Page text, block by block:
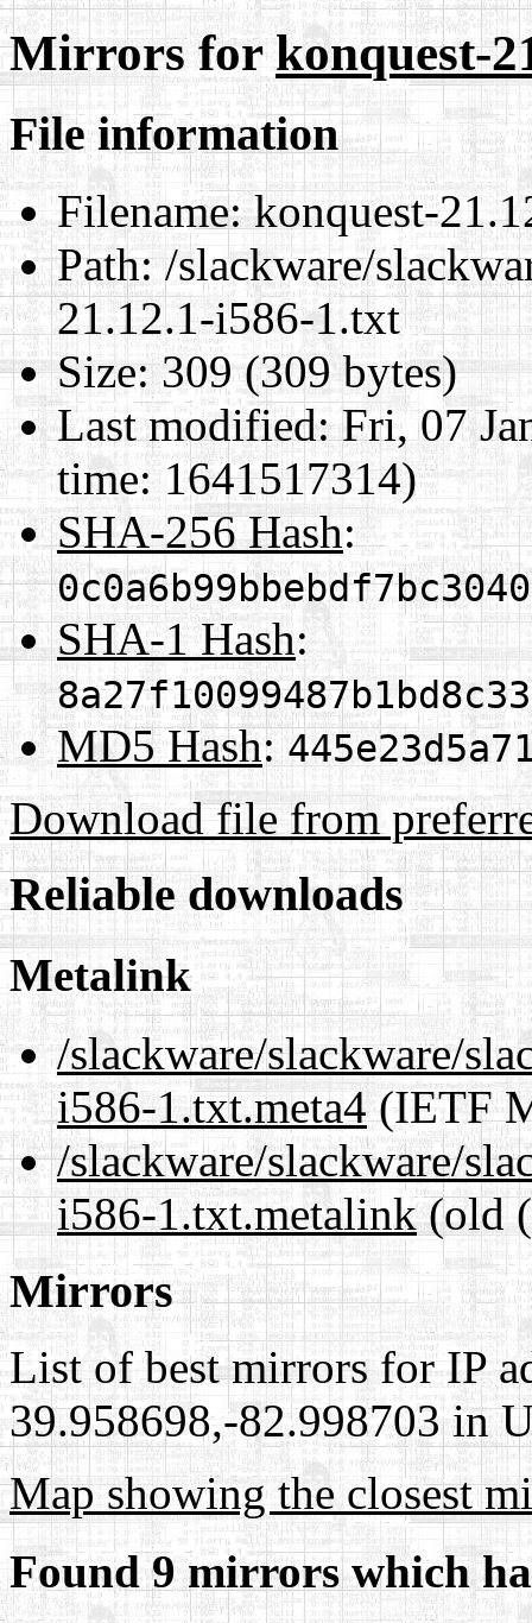
Mirrors forkonquest-
File information
Filename:konquest-
Path:/slackware/
21.12.1-i586-1.txt
Size:309 (309 bytes)
Last modified:Fri, 07
time: 1641517314)
SHA-256 Hash:
SHA-1 Hash:
MD5 Hash:
Download file from
Reliable downloads
Metalink
/slackware/slackware/
i586-1.txt.meta4(IETF
/slackware/slackware/
i586-1.txt.metalink(old
Mirrors
List of best mirrors for IP
39.958698,-82.998703 in
Map showing the closest
Found 9 mirrors which